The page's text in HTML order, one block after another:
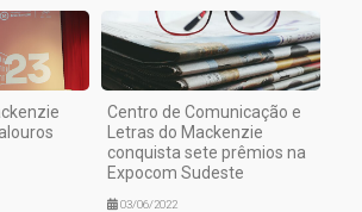
Centro de Comunicação e
Letras do Mackenzie
conquista sete prêmios na
Expocom Sudeste
03/06/2022